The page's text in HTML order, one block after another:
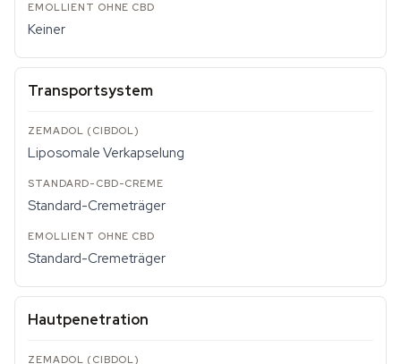
Keiner
Transportsystem
Liposomale Verkapselung
Standard-Cremeträger
Standard-Cremeträger
Hautpenetration